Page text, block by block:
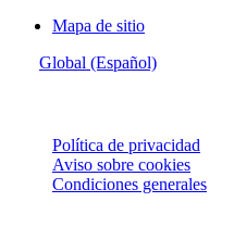
Mapa de sitio
Global (Español)
Política de privacidad
Aviso sobre cookies
Condiciones generales